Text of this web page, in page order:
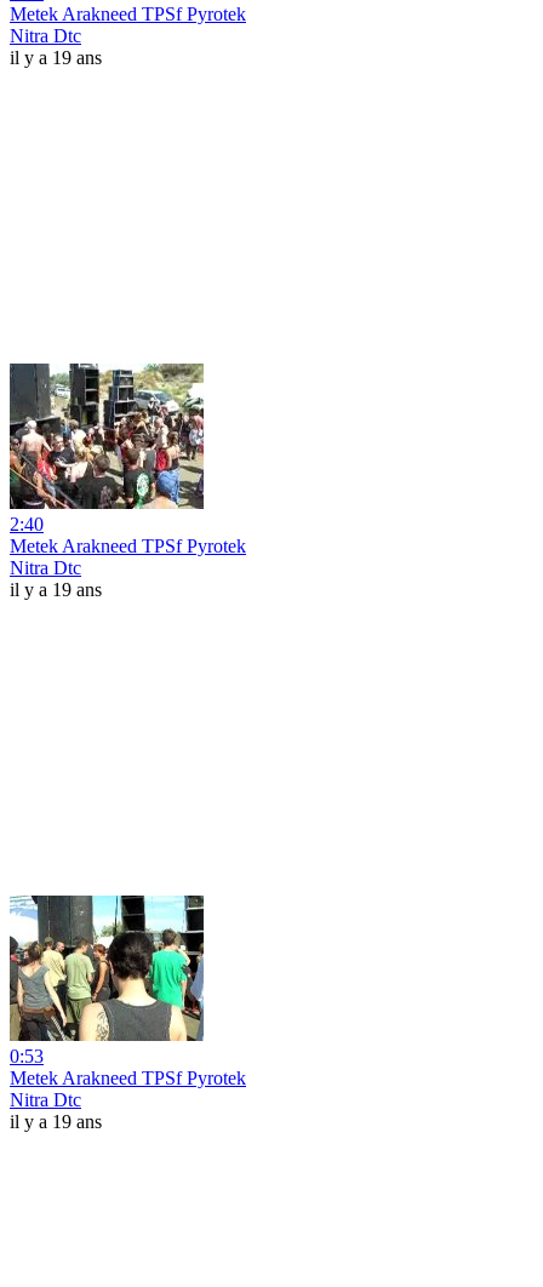
Metek Arakneed TPSf Pyrotek
Nitra Dtc
il y a 19 ans
2:40
Metek Arakneed TPSf Pyrotek
Nitra Dtc
il y a 19 ans
0:53
Metek Arakneed TPSf Pyrotek
Nitra Dtc
il y a 19 ans